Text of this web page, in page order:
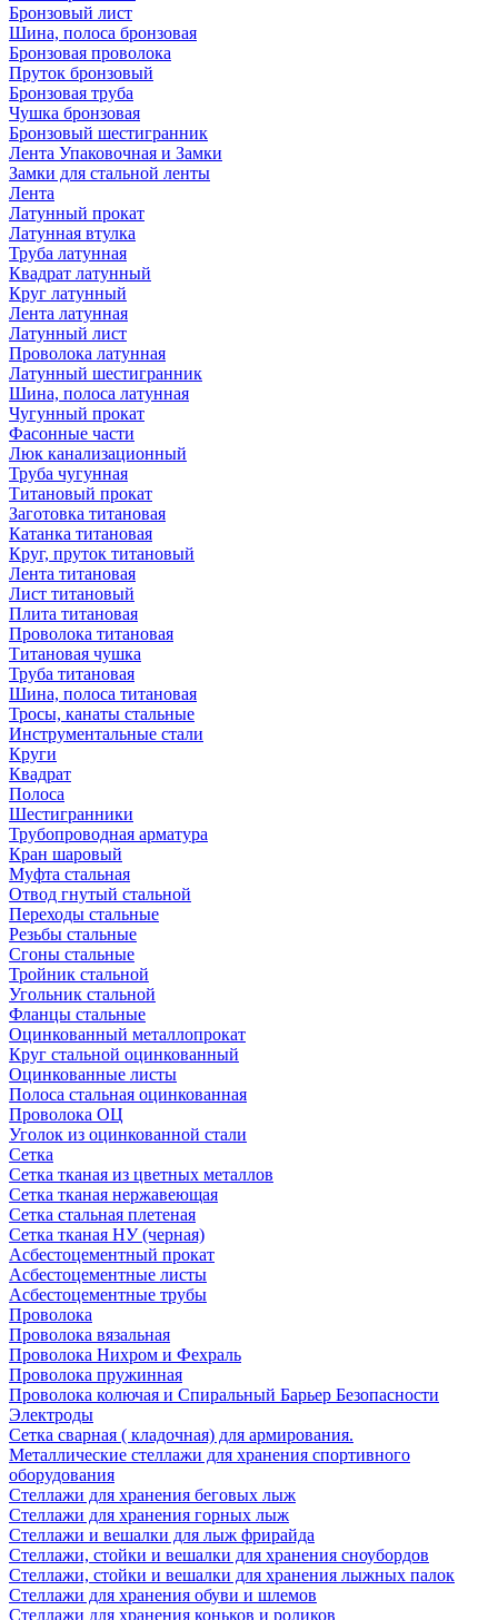
Бронзовый лист
Шина, полоса бронзовая
Бронзовая проволока
Пруток бронзовый
Бронзовая труба
Чушка бронзовая
Бронзовый шестигранник
Лента Упаковочная и Замки
Замки для стальной ленты
Лента
Латунный прокат
Латунная втулка
Труба латунная
Квадрат латунный
Круг латунный
Лента латунная
Латунный лист
Проволока латунная
Латунный шестигранник
Шина, полоса латунная
Чугунный прокат
Фасонные части
Люк канализационный
Труба чугунная
Титановый прокат
Заготовка титановая
Катанка титановая
Круг, пруток титановый
Лента титановая
Лист титановый
Плита титановая
Проволока титановая
Титановая чушка
Труба титановая
Шина, полоса титановая
Тросы, канаты стальные
Инструментальные стали
Круги
Квадрат
Полоса
Шестигранники
Трубопроводная арматура
Кран шаровый
Муфта стальная
Отвод гнутый стальной
Переходы стальные
Резьбы стальные
Сгоны стальные
Тройник стальной
Угольник стальной
Фланцы стальные
Оцинкованный металлопрокат
Круг стальной оцинкованный
Оцинкованные листы
Полоса стальная оцинкованная
Проволока ОЦ
Уголок из оцинкованной стали
Сетка
Сетка тканая из цветных металлов
Сетка тканая нержавеющая
Сетка стальная плетеная
Сетка тканая НУ (черная)
Асбестоцементный прокат
Асбестоцементные листы
Асбестоцементные трубы
Проволока
Проволока вязальная
Проволока Нихром и Фехраль
Проволока пружинная
Проволока колючая и Спиральный Барьер Безопасности
Электроды
Сетка сварная ( кладочная) для армирования.
Металлические стеллажи для хранения спортивного
оборудования
Стеллажи для хранения беговых лыж
Стеллажи для хранения горных лыж
Стеллажи и вешалки для лыж фрирайда
Стеллажи, стойки и вешалки для хранения сноубордов
Стеллажи, стойки и вешалки для хранения лыжных палок
Стеллажи для хранения обуви и шлемов
Стеллажи для хранения коньков и роликов